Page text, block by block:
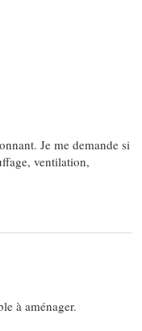
Je me demande si
ventilation,
à aménager.